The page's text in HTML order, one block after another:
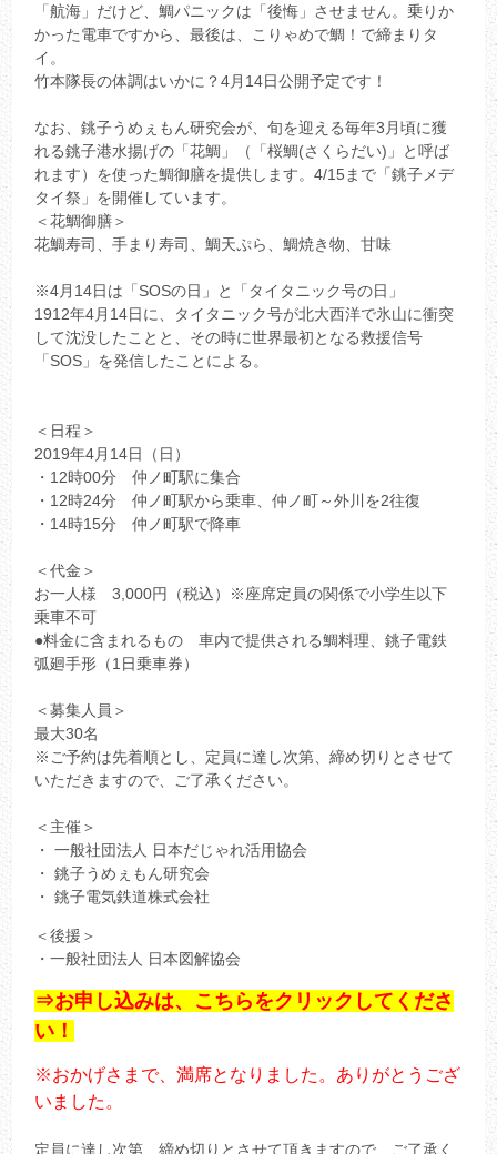
「航海」だけど、鯛パニックは「後悔」させません。乗りか
かった電車ですから、最後は、こりゃめで鯛！で締まりタ
イ。
竹本隊長の体調はいかに？4月14日公開予定です！
なお、銚子うめぇもん研究会が、旬を迎える毎年3月頃に獲
れる銚子港水揚げの「花鯛」（「桜鯛(さくらだい)」と呼ば
れます）を使った鯛御膳を提供します。4/15まで「銚子メデ
タイ祭」を開催しています。
＜花鯛御膳＞
花鯛寿司、手まり寿司、鯛天ぷら、鯛焼き物、甘味
※4月14日は「SOSの日」と「タイタニック号の日」
1912年4月14日に、タイタニック号が北大西洋で氷山に衝突
して沈没したことと、その時に世界最初となる救援信号
「SOS」を発信したことによる。
＜日程＞
2019年4月14日（日）
・12時00分 仲ノ町駅に集合
・12時24分 仲ノ町駅から乗車、仲ノ町～外川を2往復
・14時15分 仲ノ町駅で降車
＜代金＞
お一人様 3,000円（税込）※座席定員の関係で小学生以下
乗車不可
●料金に含まれるもの 車内で提供される鯛料理、銚子電鉄
弧廻手形（1日乗車券）
＜募集人員＞
最大30名
※ご予約は先着順とし、定員に達し次第、締め切りとさせて
いただきますので、ご了承ください。
＜主催＞
・ 一般社団法人 日本だじゃれ活用協会
・ 銚子うめぇもん研究会
・ 銚子電気鉄道株式会社
＜後援＞
・一般社団法人 日本図解協会
⇒お申し込みは、こちらをクリックしてくださ
い！
※おかげさまで、満席となりました。ありがとうござ
いました。
定員に達し次第、締め切りとさせて頂きますので、ご了承く